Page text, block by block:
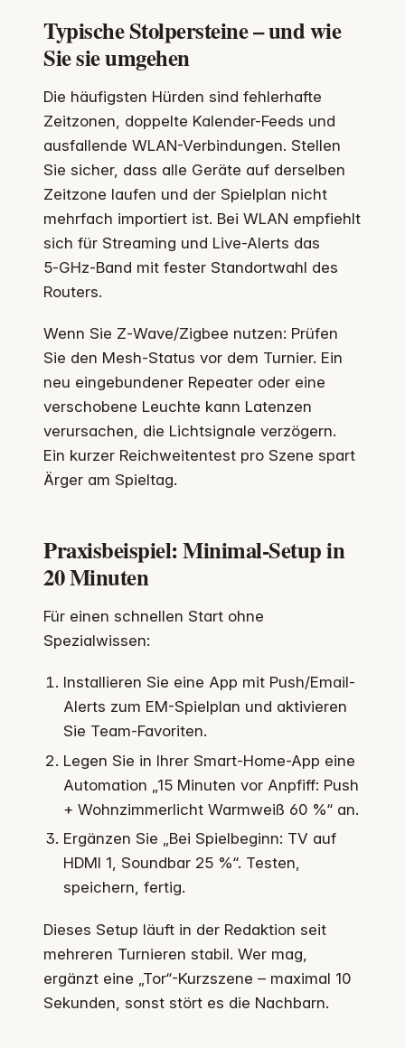
Typische Stolpersteine – und wie
Sie sie umgehen
Die häufigsten Hürden sind fehlerhafte
Zeitzonen, doppelte Kalender-Feeds und
ausfallende WLAN-Verbindungen. Stellen
Sie sicher, dass alle Geräte auf derselben
Zeitzone laufen und der Spielplan nicht
mehrfach importiert ist. Bei WLAN empfiehlt
sich für Streaming und Live-Alerts das
5‑GHz-Band mit fester Standortwahl des
Routers.
Wenn Sie Z‑Wave/Zigbee nutzen: Prüfen
Sie den Mesh-Status vor dem Turnier. Ein
neu eingebundener Repeater oder eine
verschobene Leuchte kann Latenzen
verursachen, die Lichtsignale verzögern.
Ein kurzer Reichweitentest pro Szene spart
Ärger am Spieltag.
Praxisbeispiel: Minimal-Setup in
20 Minuten
Für einen schnellen Start ohne
Spezialwissen:
Installieren Sie eine App mit Push/Email-
Alerts zum EM-Spielplan und aktivieren
Sie Team-Favoriten.
Legen Sie in Ihrer Smart-Home-App eine
Automation „15 Minuten vor Anpfiff: Push
+ Wohnzimmerlicht Warmweiß 60 %“ an.
Ergänzen Sie „Bei Spielbeginn: TV auf
HDMI 1, Soundbar 25 %“. Testen,
speichern, fertig.
Dieses Setup läuft in der Redaktion seit
mehreren Turnieren stabil. Wer mag,
ergänzt eine „Tor“-Kurzszene – maximal 10
Sekunden, sonst stört es die Nachbarn.